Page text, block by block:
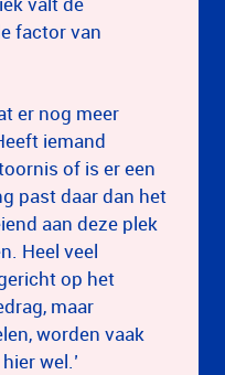
factor van
er nog meer
iemand
of is er een
past daar dan het
aan deze plek
Heel veel
op het
maar
worden vaak
wel.’